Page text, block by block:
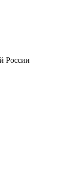
России